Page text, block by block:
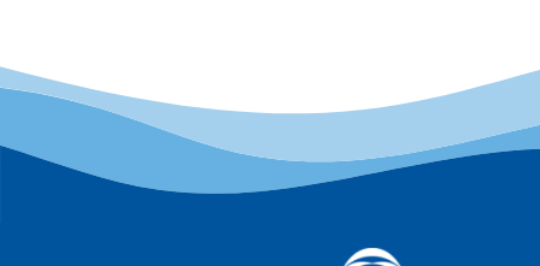
mediante una Evaluación
de Riesgos realizada con
independiente y sin fines
de lucro especializado en
concretar la exportación
de 50 toneladas de cacao
orgánico libre de
deforestación hacia